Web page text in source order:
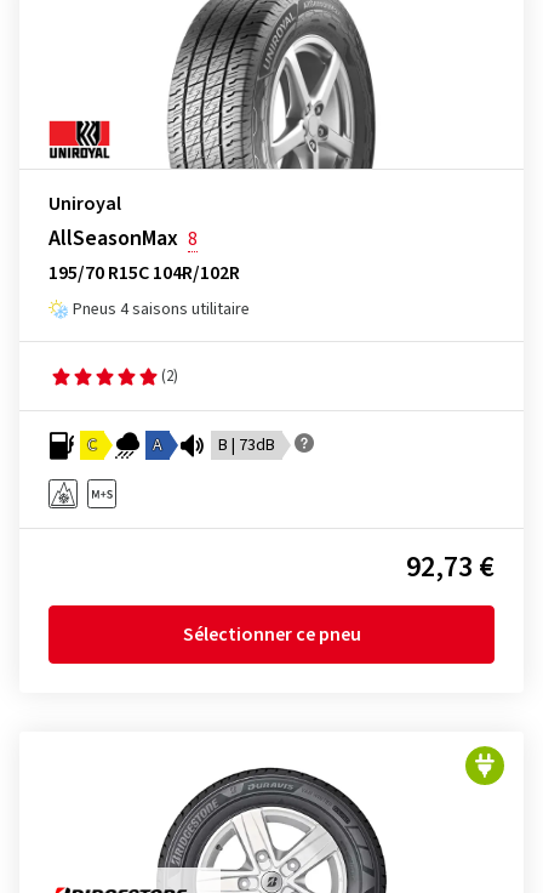
Uniroyal
AllSeasonMax 8
195/70 R15C 104R/102R
Pneus 4 saisons utilitaire
(2)
C A B | 73dB
92,73 €
Sélectionner ce pneu